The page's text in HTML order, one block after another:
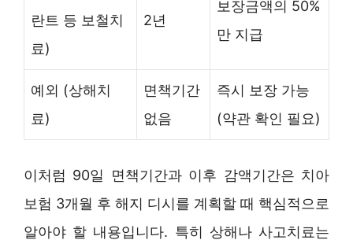
란트 등 보철치
료)
2년
보장금액의 50%
만 지급
예외 (상해치
료)
면책기간
없음
즉시 보장 가능
(약관 확인 필요)
이처럼 90일 면책기간과 이후 감액기간은 치아
보험 3개월 후 해지 디시를 계획할 때 핵심적으로
알아야 할 내용입니다. 특히 상해나 사고치료는